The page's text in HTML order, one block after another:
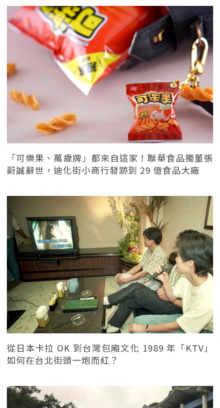
「可樂果、萬歲牌」都來自這家！聯華食品獨董張
蔚誠辭世，迪化街小商行發跡到 29 億食品大廠
從日本卡拉 OK 到台灣包廂文化 1989 年「KTV」
如何在台北街頭一炮而紅？